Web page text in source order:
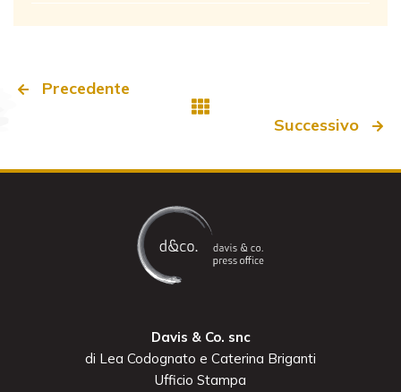
Precedente
Successivo
Davis & Co. snc
di Lea Codognato e Caterina Briganti
Ufficio Stampa